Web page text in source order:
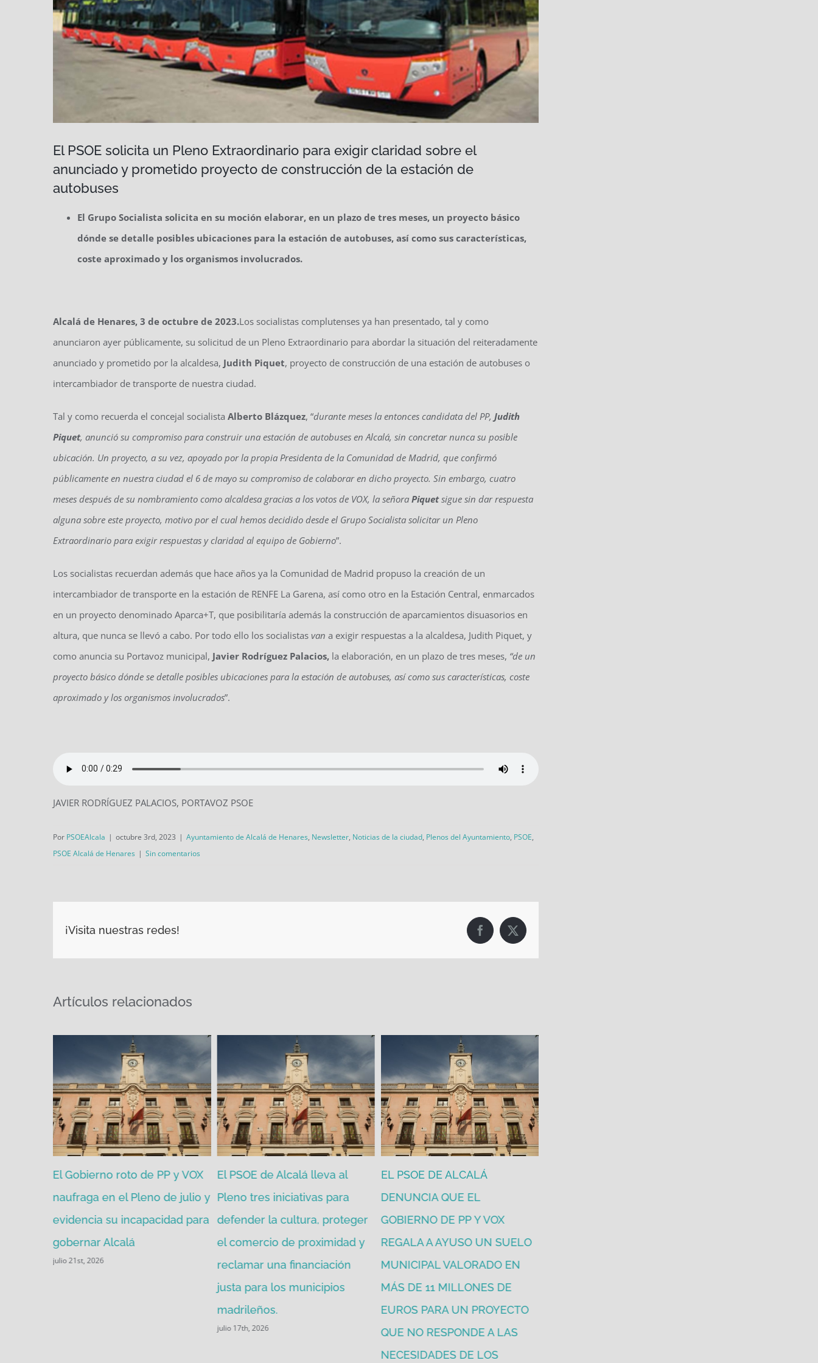
El PSOE solicita un Pleno Extraordinario para exigir claridad sobre el
anunciado y prometido proyecto de construcción de la estación de
autobuses
El Grupo Socialista solicita en su moción elaborar, en un plazo de tres meses, un proyecto básico
dónde se detalle posibles ubicaciones para la estación de autobuses, así como sus características,
coste aproximado y los organismos involucrados.
Alcalá de Henares, 3 de octubre de 2023.Los socialistas complutenses ya han presentado, tal y como
anunciaron ayer públicamente, su solicitud de un Pleno Extraordinario para abordar la situación del reiteradamente
anunciado y prometido por la alcaldesa, Judith Piquet, proyecto de construcción de una estación de autobuses o
intercambiador de transporte de nuestra ciudad.
Tal y como recuerda el concejal socialista Alberto Blázquez, “durante meses la entonces candidata del PP, Judith
Piquet, anunció su compromiso para construir una estación de autobuses en Alcalá, sin concretar nunca su posible
ubicación. Un proyecto, a su vez, apoyado por la propia Presidenta de la Comunidad de Madrid, que confirmó
públicamente en nuestra ciudad el 6 de mayo su compromiso de colaborar en dicho proyecto. Sin embargo, cuatro
meses después de su nombramiento como alcaldesa gracias a los votos de VOX, la señora Piquetsigue sin dar respuesta
alguna sobre este proyecto, motivo por el cual hemos decidido desde el Grupo Socialista solicitar un Pleno
Extraordinario para exigir respuestas y claridad al equipo de Gobierno”.
Los socialistas recuerdan además que hace años ya la Comunidad de Madrid propuso la creación de un
intercambiador de transporte en la estación de RENFE La Garena, así como otro en la Estación Central, enmarcados
en un proyecto denominado Aparca+T, que posibilitaría además la construcción de aparcamientos disuasorios en
altura, que nunca se llevó a cabo. Por todo ello los socialistas van a exigir respuestas a la alcaldesa, Judith Piquet, y
como anuncia su Portavoz municipal, Javier Rodríguez Palacios, la elaboración, en un plazo de tres meses, “de un
proyecto básico dónde se detalle posibles ubicaciones para la estación de autobuses, así como sus características, coste
aproximado y los organismos involucrados”.
JAVIER RODRÍGUEZ PALACIOS, PORTAVOZ PSOE
Por PSOEAlcala | octubre 3rd, 2023 | Ayuntamiento de Alcalá de Henares, Newsletter, Noticias de la ciudad, Plenos del Ayuntamiento, PSOE,
PSOE Alcalá de Henares | Sin comentarios
¡Visita nuestras redes! Facebook
X
Artículos relacionados
El Gobierno roto de PP y VOX
naufraga en el Pleno de julio y
evidencia su incapacidad para
gobernar Alcalá
julio 21st, 2026
El PSOE de Alcalá lleva al
Pleno tres iniciativas para
defender la cultura, proteger
el comercio de proximidad y
reclamar una financiación
justa para los municipios
madrileños.
julio 17th, 2026
EL PSOE DE ALCALÁ
DENUNCIA QUE EL
GOBIERNO DE PP Y VOX
REGALA A AYUSO UN SUELO
MUNICIPAL VALORADO EN
MÁS DE 11 MILLONES DE
EUROS PARA UN PROYECTO
QUE NO RESPONDE A LAS
NECESIDADES DE LOS